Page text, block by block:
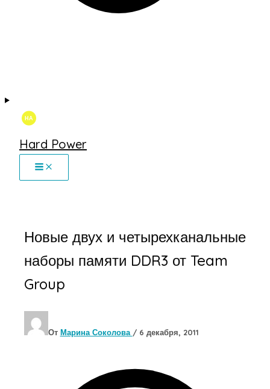
Hard Power
Новые двух и четырехканальные
наборы памяти DDR3 от Team
Group
От Марина Соколова / 6 декабря, 2011